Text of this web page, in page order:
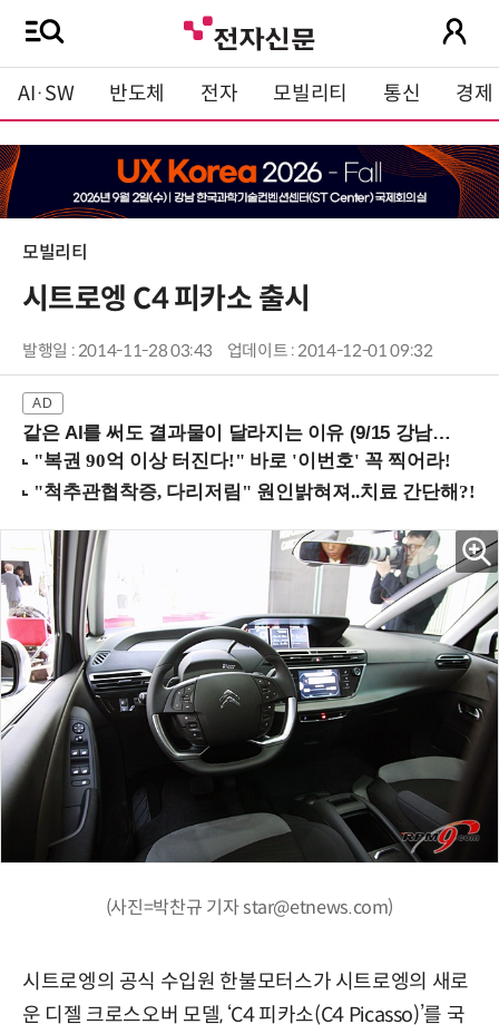
AI·SW 반도체 전자 모빌리티 통신 경제
모빌리티
시트로엥 C4 피카소 출시
발행일 : 2014-11-28 03:43 업데이트 : 2014-12-01 09:32
같은 AI를 써도 결과물이 달라지는 이유 (9/15 강남역)
(사진=박찬규 기자 star@etnews.com)
시트로엥의 공식 수입원 한불모터스가 시트로엥의 새로
운 디젤 크로스오버 모델, ‘C4 피카소(C4 Picasso)’를 국